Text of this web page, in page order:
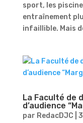
sport, les
entraînement
infaillible. Mais
La Faculté de
d’audience
par RedacDJC